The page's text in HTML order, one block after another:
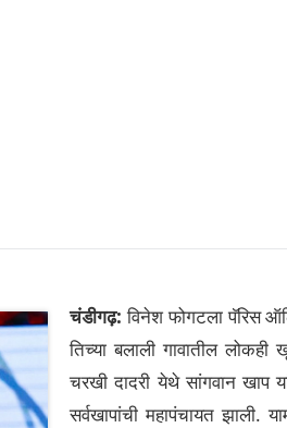
चंडीगढ़: विनेश फोगटला पॅरिस
तिच्या बलाली गावातील
चरखी दादरी येथे सांगवान खाप
सर्वखापांची महापंचायत झाली.